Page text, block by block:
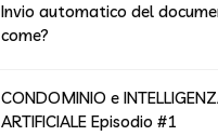
Invio automatico del
come?
CONDOMINIO e
ARTIFICIALE Episodio #1